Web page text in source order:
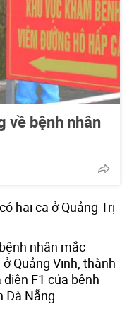
về bệnh nhân
hai ca ở Quảng Trị
nhân mắc
Quảng Vinh, thành
F1 của bệnh
Đà Nẵng